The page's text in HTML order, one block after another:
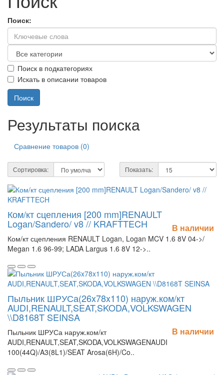
Поиск:
Поиск в подкатегориях
Искать в описании товаров
Результаты поиска
Сравнение товаров (0)
Сортировка: Показать:
Ком/кт сцепления [200 mm]RENAULT
Logan/Sandero/ v8 // KRAFTTECH
Ком/кт сцепления RENAULT Logan, Logan MCV 1.6 8V 04->/
Megan 1.6 96-99; LADA Largus 1.6 8V 12->..
В наличии
Пыльник ШРУСа(26x78x110) наруж.ком/кт
AUDI,RENAULT,SEAT,SKODA,VOLKSWAGEN
\\D8168T SEINSA
Пыльник ШРУСа наруж.ком/кт
AUDI,RENAULT,SEAT,SKODA,VOLKSWAGENAUDI
100(44Q)/A3(8L1)/SEAT Arosa(6H)/Co..
В наличии